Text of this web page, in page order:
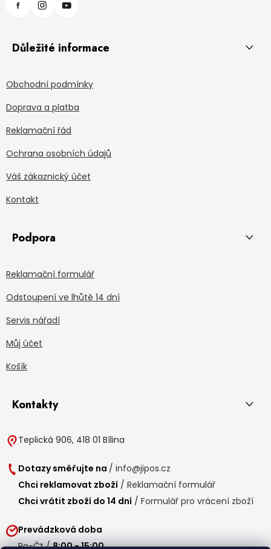
Důležité informace
Obchodní podmínky
Doprava a platba
Reklamační řád
Ochrana osobních údajů
Váš zákaznický účet
Kontakt
Podpora
Reklamační formulář
Odstoupení ve lhůtě 14 dní
Servis nářadí
Můj účet
Košík
Kontakty
Teplická 906, 418 01 Bílina
Dotazy směřujte na / info@jipos.cz
Chci reklamovat zboží / Reklamační formulář
Chci vrátit zboží do 14 dní / Formulář pro vrácení zboží
Prevádzková doba
Po-Čt /8:00 - 15:00